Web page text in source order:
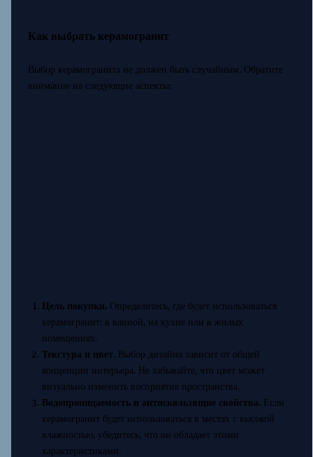
Как выбрать керамогранит
Выбор керамогранита не должен быть случайным. Обратите
внимание на следующие аспекты:
Цель покупки.Определитесь, где будет использоваться
керамогранит: в ванной, на кухне или в жилых
помещениях.
Текстура и цвет.Выбор дизайна зависит от общей
концепции интерьера. Не забывайте, что цвет может
визуально изменить восприятие пространства.
Водопроницаемость и антискользящие свойства.Если
керамогранит будет использоваться в местах с высокой
влажностью, убедитесь, что он обладает этими
характеристиками.